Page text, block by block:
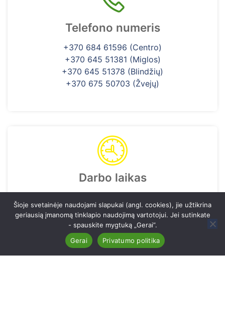
Telefono numeris
+370 684 61596 (Centro)
+370 645 51381 (Miglos)
+370 645 51378 (Blindžių)
+370 675 50703 (Žvejų)
Darbo laikas
Vilniaus kunigaikščio Gedimino progimnazija. Visos
Šioje svetainėje naudojami slapukai (angl. cookies), jie užtikrina
geriausią įmanomą tinklapio naudojimą vartotojui. Jei sutinkate
- spauskite mygtuką „Gerai”.
Gerai
Privatumo politika